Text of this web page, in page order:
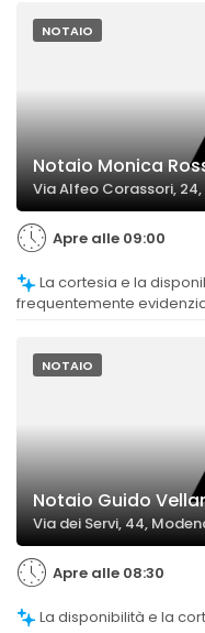
NOTAIO
Notaio Monica
Via Alfeo Corassori,
Apre alle 09:00
frequentemente
NOTAIO
Notaio Guido
Via dei Servi, 44,
Apre alle 08:30